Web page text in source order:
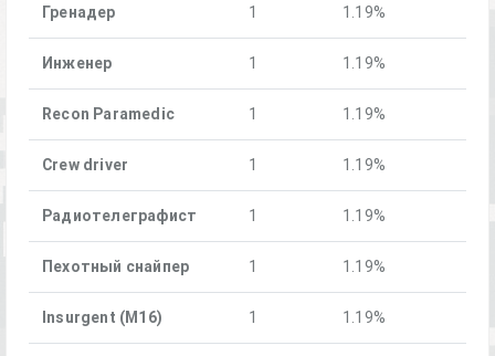
Гренадер 1 1.19%
Инженер 1 1.19%
Recon Paramedic 1 1.19%
Crew driver 1 1.19%
Радиотелеграфист 1 1.19%
Пехотный снайпер 1 1.19%
Insurgent (M16) 1 1.19%